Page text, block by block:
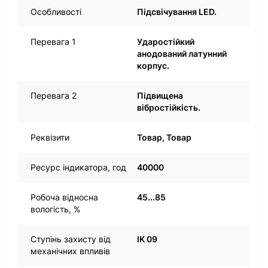
Особливості Підсвічування LED.
Перевага 1
Ударостійкий
анодований латунний
корпус.
Перевага 2
Підвищена
вібростійкість.
Реквізити Товар, Товар
Ресурс індикатора, год 40000
Робоча відносна
вологість, %
45...85
Ступінь захисту від
механічних впливів
IK 09